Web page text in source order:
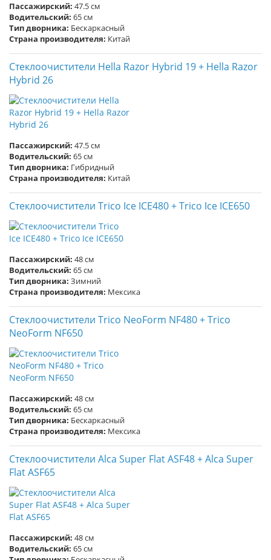
Пассажирский: 47.5 см
Водительский: 65 см
Тип дворника: Бескаркасный
Страна производителя: Китай
Стеклоочистители Hella Razor Hybrid 19 + Hella Razor
Hybrid 26
Пассажирский: 47.5 см
Водительский: 65 см
Тип дворника: Гибридный
Страна производителя: Китай
Стеклоочистители Trico Ice ICE480 + Trico Ice ICE650
Пассажирский: 48 см
Водительский: 65 см
Тип дворника: Зимний
Страна производителя: Мексика
Стеклоочистители Trico NeoForm NF480 + Trico
NeoForm NF650
Пассажирский: 48 см
Водительский: 65 см
Тип дворника: Бескаркасный
Страна производителя: Мексика
Стеклоочистители Alca Super Flat ASF48 + Alca Super
Flat ASF65
Пассажирский: 48 см
Водительский: 65 см